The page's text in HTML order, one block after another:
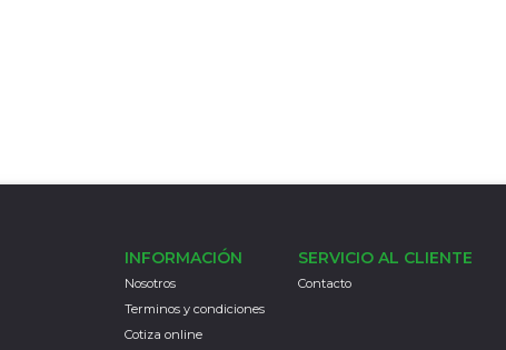
INFORMACIÓN
Nosotros
Terminos y condiciones
Cotiza online
SERVICIO AL CLIENTE
Contacto